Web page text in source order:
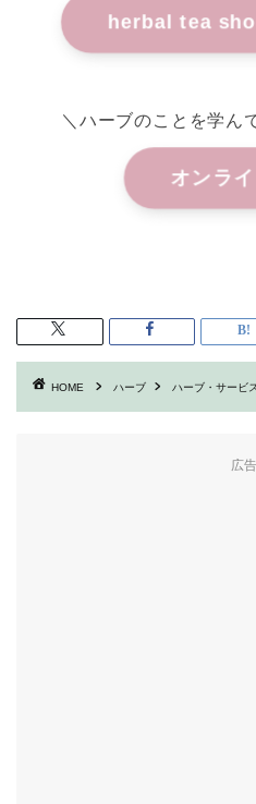
herbal tea
＼ハーブのことを学ん
オンラ
HOME ハーブ ハーブ・サービ
広告